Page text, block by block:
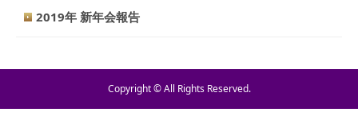
2019年 新年会報告
Copyright © All Rights Reserved.